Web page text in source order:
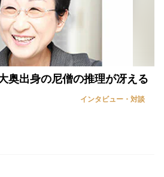
奥出身の尼僧の推理が冴える
インタビュー・対談